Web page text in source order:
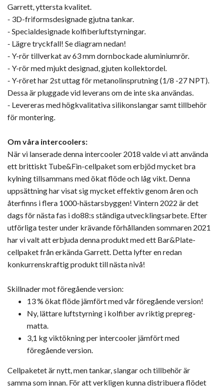
Garrett, yttersta kvalitet.
- 3D-friformsdesignade gjutna tankar.
- Specialdesignade kolfiberluftstyrningar.
- Lägre tryckfall! Se diagram nedan!
- Y-rör tillverkat av 63 mm dornbockade aluminiumrör.
- Y-rör med mjukt designad, gjuten kollektordel.
- Y-röret har 2st uttag för metanolinsprutning (1/8 -27 NPT).
Dessa är pluggade vid leverans om de inte ska användas.
- Levereras med högkvalitativa silikonslangar samt tillbehör
för montering.
Om våra intercoolers:
När vi lanserade denna intercooler 2018 valde vi att använda
ett brittiskt Tube&Fin-cellpaket som erbjöd mycket bra
kylning tillsammans med ökat flöde och låg vikt. Denna
uppsättning har visat sig mycket effektiv genom åren och
återfinns i flera 1000-hästarsbyggen! Vintern 2022 är det
dags för nästa fas i do88:s ständiga utvecklingsarbete. Efter
utförliga tester under krävande förhållanden sommaren 2021
har vi valt att erbjuda denna produkt med ett Bar&Plate-
cellpaket från erkända Garrett. Detta lyfter en redan
konkurrenskraftig produkt till nästa nivå!
Skillnader mot föregående version:
13 % ökat flöde jämfört med vår föregående version!
Ny, lättare luftstyrning i kolfiber av riktig prepreg-
matta.
3,1 kg viktökning per intercooler jämfört med
föregående version.
Cellpaketet är nytt, men tankar, slangar och tillbehör är
samma som innan. För att verkligen kunna distribuera flödet